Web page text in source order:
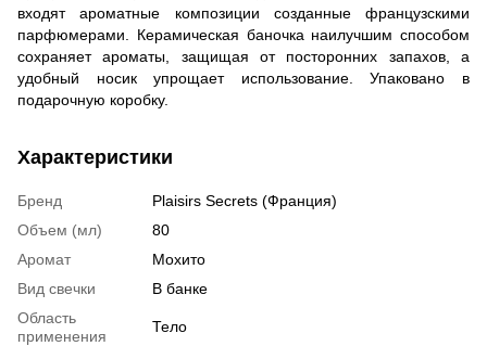
входят ароматные композиции созданные французскими
парфюмерами. Керамическая баночка наилучшим способом
сохраняет ароматы, защищая от посторонних запахов, а
удобный носик упрощает использование. Упаковано в
подарочную коробку.
Характеристики
Бренд
Plaisirs Secrets (Франция)
Объем (мл)
80
Аромат
Мохито
Вид свечки
В банке
Область
применения
Тело